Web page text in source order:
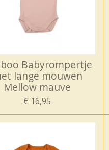
Babyrompertje
lange mouwen
Mellow mauve
€ 16,95